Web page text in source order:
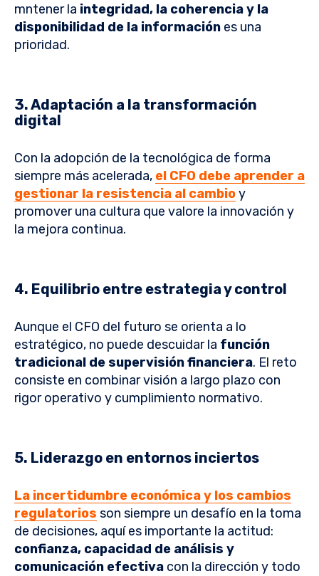
mntener la integridad, la coherencia y la
disponibilidad de la información es una
prioridad.
3. Adaptación a la transformación
digital
Con la adopción de la tecnológica de forma
siempre más acelerada, el CFO debe aprender a
gestionar la resistencia al cambioy
promover una cultura que valore la innovación y
la mejora continua.
4. Equilibrio entre estrategia y control
Aunque el CFO del futuro se orienta a lo
estratégico, no puede descuidar la función
tradicional de supervisión financiera. El reto
consiste en combinar visión a largo plazo con
rigor operativo y cumplimiento normativo.
5. Liderazgo en entornos inciertos
La incertidumbre económica y los cambios
regulatorios son siempre un desafío en la toma
de decisiones, aquí es importante la actitud:
confianza, capacidad de análisis y
comunicación efectiva con la dirección y todo